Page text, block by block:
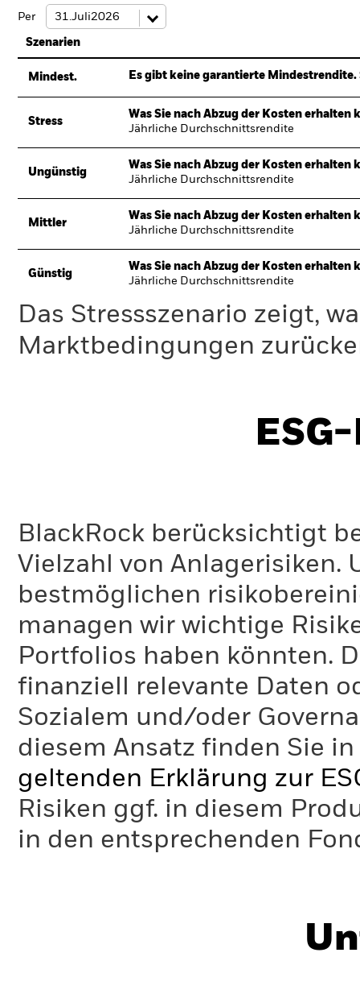
Per
Szenarien
Mindest. Es gibt keine garantierte
Stress
Was Sie nach Abzug der Kosten erhalten
Jährliche Durchschnittsrendite
Ungünstig
Was Sie nach Abzug der Kosten erhalten
Jährliche Durchschnittsrendite
Mittler
Was Sie nach Abzug der Kosten erhalten
Jährliche Durchschnittsrendite
Günstig
Was Sie nach Abzug der Kosten erhalten
Jährliche Durchschnittsrendite
Das Stressszenario zeigt,
Marktbedingungen
BlackRock berücksichtigt
Vielzahl von Anlagerisiken.
bestmöglichen
managen wir wichtige
Portfolios haben könnten.
finanziell relevante Daten
Sozialem und/oder
diesem Ansatz finden Sie
geltenden Erklärung zur
Risiken ggf. in diesem
in den entsprechenden